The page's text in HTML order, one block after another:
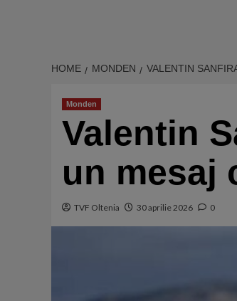
HOME MONDEN VALENTIN
Monden
Valentin
un mesaj
TVF Oltenia 30 aprilie 2026 0